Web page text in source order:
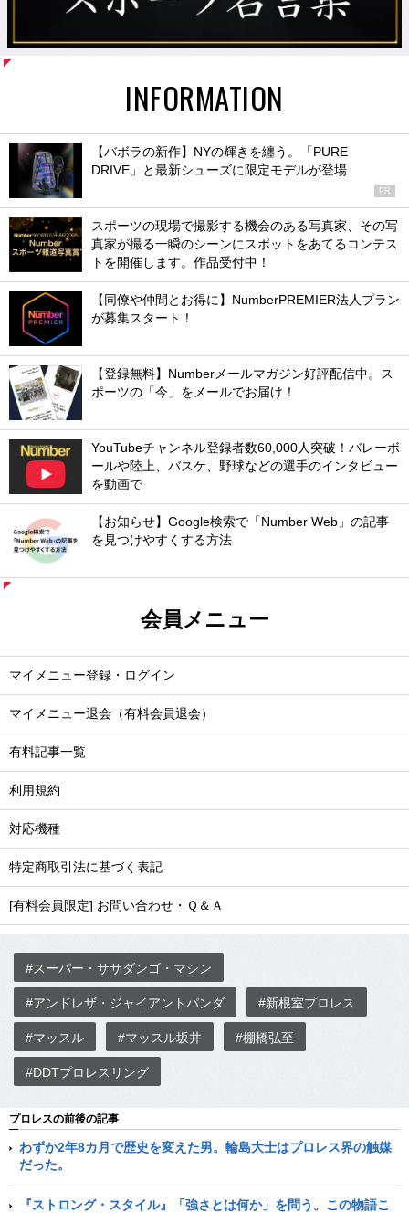
INFORMATION
【バボラの新作】NYの輝きを纏う。「PURE
DRIVE」と最新シューズに限定モデルが登場
PR
スポーツの現場で撮影する機会のある写真家、その写
真家が撮る一瞬のシーンにスポットをあてるコンテス
トを開催します。作品受付中！
【同僚や仲間とお得に】NumberPREMIER法人プラン
が募集スタート！
【登録無料】Numberメールマガジン好評配信中。ス
ポーツの「今」をメールでお届け！
YouTubeチャンネル登録者数60,000人突破！バレーボ
ールや陸上、バスケ、野球などの選手のインタビュー
を動画で
【お知らせ】Google検索で「Number Web」の記事
を見つけやすくする方法
会員メニュー
マイメニュー登録・ログイン
マイメニュー退会（有料会員退会）
有料記事一覧
利用規約
対応機種
特定商取引法に基づく表記
[有料会員限定] お問い合わせ・Ｑ＆Ａ
#スーパー・ササダンゴ・マシン
#アンドレザ・ジャイアントパンダ #新根室プロレス
#マッスル #マッスル坂井 #棚橋弘至
#DDTプロレスリング
プロレスの前後の記事
わずか2年8カ月で歴史を変えた男。輪島大士はプロレス界の触媒
だった。
『ストロング・スタイル』「強さとは何か」を問う。この物語こ